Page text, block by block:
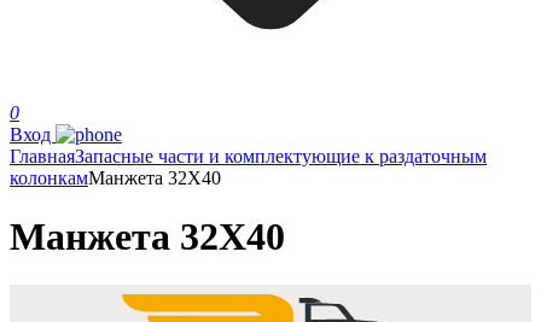
0
Вход
ГлавнаяЗапасные части и комплектующие к раздаточным
колонкамМанжета 32X40
Манжета 32X40